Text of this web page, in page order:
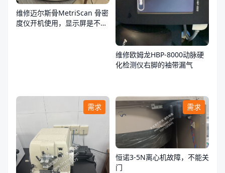
维修迈尔斯骨MetriScan 骨密
度仪开机使用，显示屏是不
维修欧姆龙HBP-8000动脉硬
化检测仪右脚的袖带漏气
需求 需求
恒诺3-5N离心机故障，不能关
门